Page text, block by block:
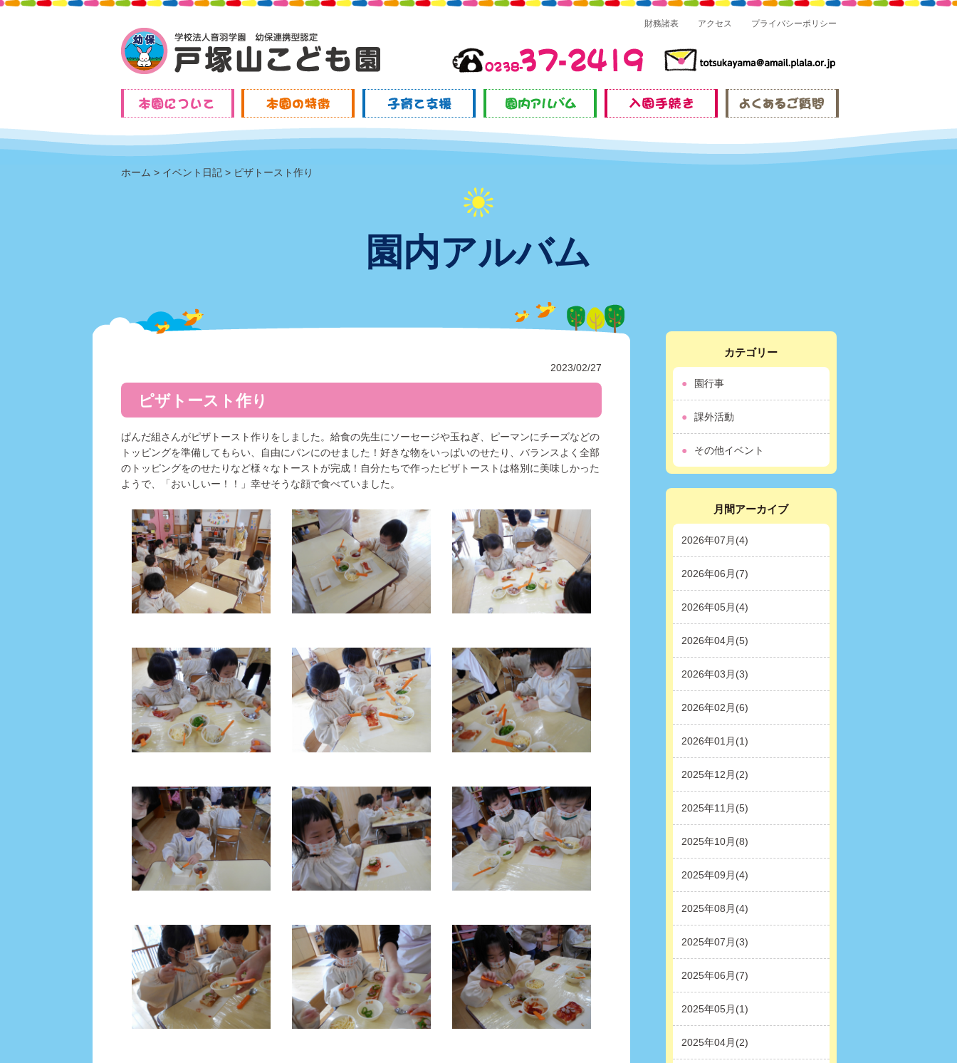
財務諸表 アクセス プライバシーポリシー
ホーム イベント日記 ピザトースト作り
園内アルバム
2023/02/27
ピザトースト作り
ぱんだ組さんがピザトースト作りをしました。給食の先生にソーセージや玉ねぎ、ピーマンにチーズなどの
トッピングを準備してもらい、自由にパンにのせました！好きな物をいっぱいのせたり、バランスよく全部
のトッピングをのせたりなど様々なトーストが完成！自分たちで作ったピザトーストは格別に美味しかった
ようで、「おいしいー！！」幸せそうな顔で食べていました。
カテゴリー
園行事
課外活動
その他イベント
月間アーカイブ
2026年07月(4)
2026年06月(7)
2026年05月(4)
2026年04月(5)
2026年03月(3)
2026年02月(6)
2026年01月(1)
2025年12月(2)
2025年11月(5)
2025年10月(8)
2025年09月(4)
2025年08月(4)
2025年07月(3)
2025年06月(7)
2025年05月(1)
2025年04月(2)